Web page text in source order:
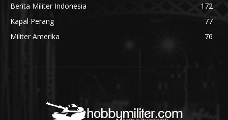
Berita Militer Indonesia
172
Kapal Perang
77
Militer Amerika
76